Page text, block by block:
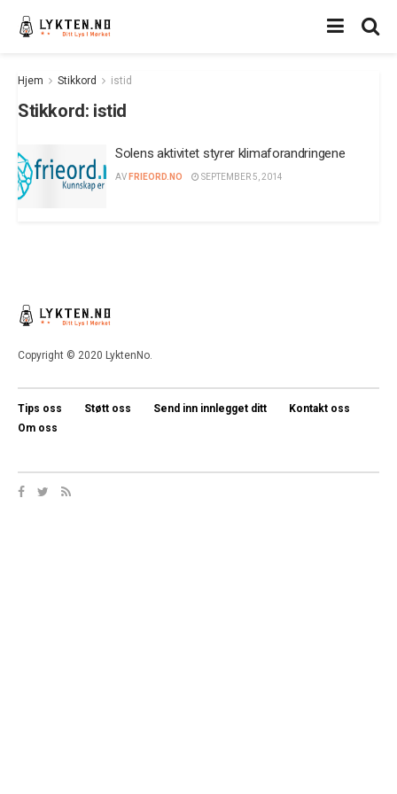
Hjem Stikkord istid
Stikkord: istid
Solens aktivitet styrer klimaforandringene
AV FRIEORD.NO SEPTEMBER 5, 2014
Copyright © 2020 LyktenNo.
Tips oss Støtt oss Send inn innlegget ditt
Kontakt oss
Om oss